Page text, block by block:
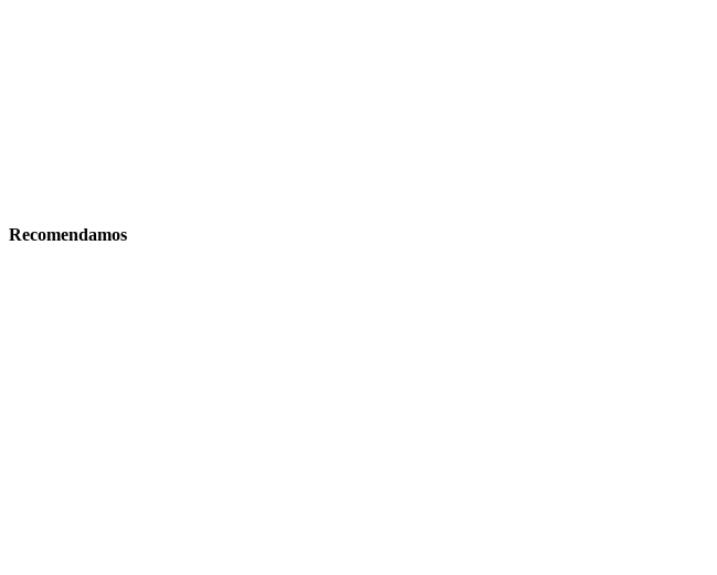
Recomendamos